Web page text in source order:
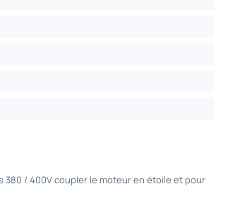
/ 400V coupler le moteur en étoile et pour